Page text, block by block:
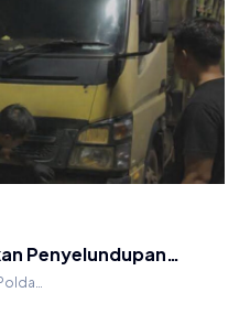
Penyelundupan…